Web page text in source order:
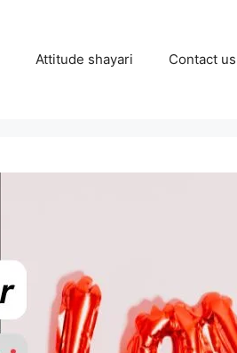
Attitude shayari Contact us